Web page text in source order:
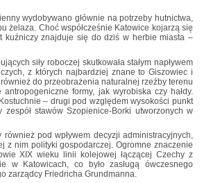
wydobywano głównie na potrzeby hutnictwa,
żelaza. Choć współcześnie Katowice kojarzą się
kuźniczy znajduje się do dziś w herbie miasta –
siły roboczej skutkowała stałym napływem
z których najbardziej znane to Giszowiec i
do przeobrażenia naturalnej rzeźby terenu
formy, jak wyrobiska czy hałdy.
– drugi pod względem wysokości punkt
stawów Szopienice-Borki utworzonych w
pod wpływem decyzji administracyjnych,
z nim polityki gospodarczej. Ogromne znaczenie
XIX wieku linii kolejowej łączącej Czechy z
w Katowicach, co było zasługą ówczesnego
zarządcy Friedricha Grundmanna.